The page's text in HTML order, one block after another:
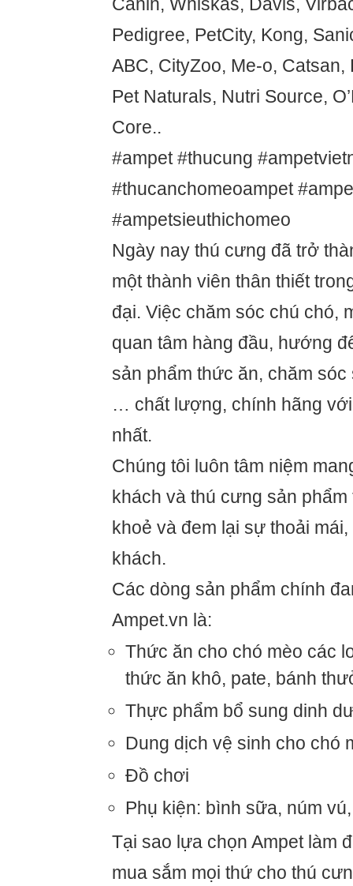
Canin, Whiskas, Davis,
Pedigree, PetCity, Kong,
ABC, CityZoo, Me-o,
Pet Naturals, Nutri Source,
Core..
#ampet #thucung
#thucanchomeoampet
#ampetsieuthichomeo
Ngày nay thú cưng đã trở
một thành viên thân thiết
đại. Việc chăm sóc chú chó,
quan tâm hàng đầu, hướng
sản phẩm thức ăn, chăm
… chất lượng, chính hãng
nhất.
Chúng tôi luôn tâm niệm
khách và thú cưng sản
khoẻ và đem lại sự thoải
khách.
Các dòng sản phẩm chính
Ampet.vn là:
Thức ăn cho chó mèo các
thức ăn khô, pate, bánh
Thực phẩm bổ sung dinh
Dung dịch vệ sinh cho chó
Đồ chơi
Phụ kiện: bình sữa, núm
Tại sao lựa chọn Ampet làm
mua sắm mọi thứ cho thú